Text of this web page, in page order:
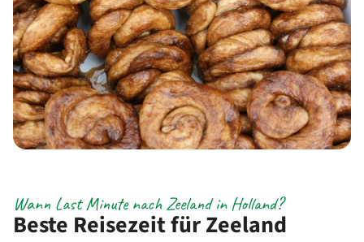
Beste Reisezeit für Zeeland
Wann Last Minute nach Zeeland in Holland?